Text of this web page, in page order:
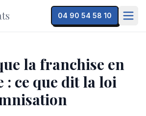
04 90 54 58 10
la franchise en
: ce que dit la loi